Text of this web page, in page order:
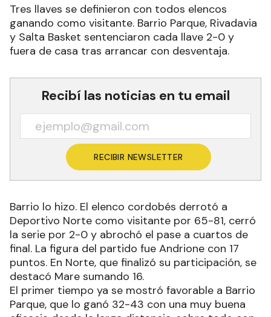
Tres llaves se definieron con todos elencos
ganando como visitante. Barrio Parque, Rivadavia
y Salta Basket sentenciaron cada llave 2-0 y
fuera de casa tras arrancar con desventaja.
Recibí las noticias en tu email
RECIBIR NEWSLETTER
Barrio lo hizo. El elenco cordobés derrotó a
Deportivo Norte como visitante por 65-81, cerró
la serie por 2-0 y abrochó el pase a cuartos de
final. La figura del partido fue Andrione con 17
puntos. En Norte, que finalizó su participación, se
destacó Mare sumando 16.
El primer tiempo ya se mostró favorable a Barrio
Parque, que lo ganó 32-43 con una muy buena